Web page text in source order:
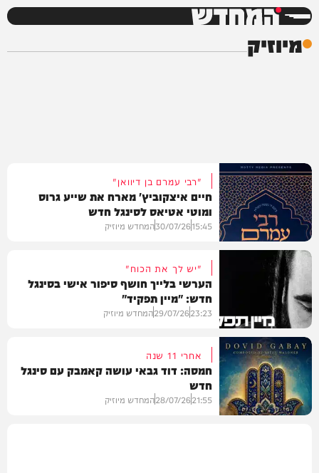
המחדש
מיוזיק
מיוזיק
"רבי עמרם בן דיוואן"
חיים איצקוביץ' מארח את שייע גרוס
ומוטי אטיאס לסינגל חדש
15:45
30/07/26המחדש מיוזיק
מיוזיק
"יש לך את הכוח"
הערשי בלייך חושף סיפור אישי בסינגל
חדש: "מיין תפקיד"
23:23
29/07/26המחדש מיוזיק
אחרי 11 שנה
חמסה: דוד גבאי עושה קאמבק עם סינגל
חדש
21:55
28/07/26המחדש מיוזיק